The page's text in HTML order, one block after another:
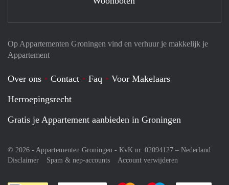
Op Appartementen Groningen vind en verhuur je makkelijk je
Appartement
Over ons Contact Faq
Voor Makelaars
Herroepingsrecht
Gratis je Appartement aanbieden in Groningen
© 2026 - Appartementen Groningen - KvK nr. 02094127 – Nederland
Disclaimer
Spam & nep-accounts Account verwijderen